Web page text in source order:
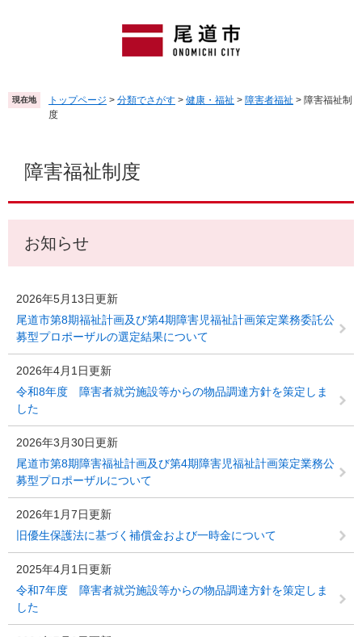
頭
で
飛
ば
現在地 トップページ > 分類でさがす > 健康・福祉 > 障害者福祉 > 障害福祉制
度
障害福祉制度
お知らせ
2026年5月13日更新
尾道市第8期福祉計画及び第4期障害児福祉計画策定業務委託公
募型プロポーザルの選定結果について
2026年4月1日更新
令和8年度 障害者就労施設等からの物品調達方針を策定しま
した
2026年3月30日更新
尾道市第8期障害福祉計画及び第4期障害児福祉計画策定業務公
募型プロポーザルについて
2026年1月7日更新
旧優生保護法に基づく補償金および一時金について
2025年4月1日更新
令和7年度 障害者就労施設等からの物品調達方針を策定しま
した